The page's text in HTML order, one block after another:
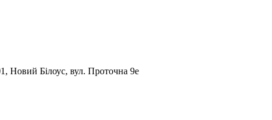
Новий Білоус, вул. Проточна 9е